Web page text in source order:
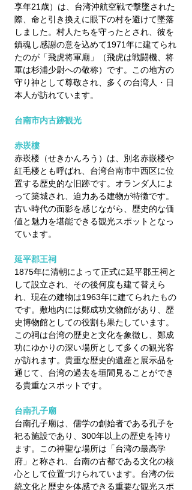
享年21歳）は、台湾沖航空戦で撃墜された
際、命と引き換えに眼下の村を避けて墜落
しました。村人たちを守ったとされ、彼を
鎮魂し感謝の意を込めて1971年に建てられ
たのが「飛虎将軍廟」（飛虎は戦闘機、将
軍は杉浦少尉への敬称）です。この地方の
守り神として尊敬され、多くの台湾人・日
本人が訪れています。
台南市内古跡観光
赤崁樓
赤崁楼（せきかんろう）は、別名赤嵌楼や
紅毛楼とも呼ばれ、台湾台南市中西区に位
置する歴史的な旧跡です。オランダ人によ
って築城され、迫力ある建物が特徴です。
古い時代の面影を感じながら、歴史的な価
値と魅力を堪能できる観光スポットとなっ
ています。
延平郡王祠
1875年に清朝によって正式に延平郡王祠と
して設立され、その後何度も建て替えら
れ、現在の建物は1963年に建てられたもの
です。敷地内には鄭成功文物館があり、歴
史博物館としての役割も果たしています。
この祠は台湾の歴史と文化を象徴し、鄭成
功にゆかりの深い場所として多くの観光客
が訪れます。貴重な歴史的遺産と展示品を
通じて、台湾の過去を垣間見ることができ
る貴重なスポットです。
台南孔子廟
台南孔子廟は、儒学の創始者である孔子を
祀る施設であり、300年以上の歴史を誇り
ます。この神聖な場所は「台湾の最高学
府」と称され、台南の古都である文化の核
心として位置づけられています。台湾の伝
統文化と歴史を体感できる重要な観光スポ